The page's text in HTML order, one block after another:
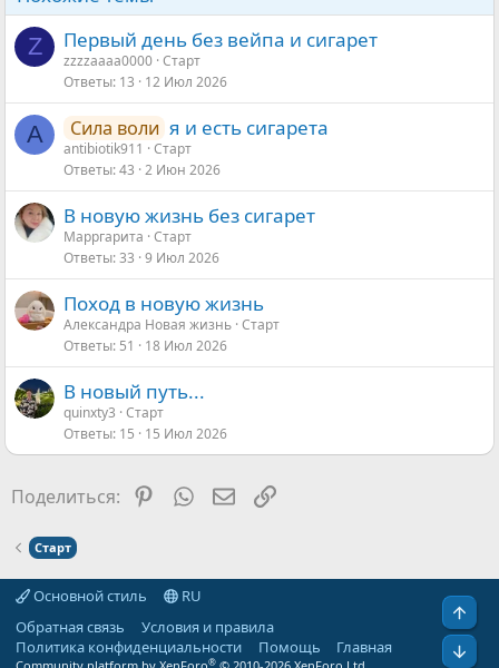
Z Первый день без вейпа и сигарет
zzzzaaaa0000 Старт
Ответы 13 12 Июл 2026
A Сила воли я и есть сигарета
antibiotik911
Старт
Ответы 43 2 Июн 2026
В новую жизнь без сигарет
Марргарита Старт
Ответы 33 9 Июл 2026
Поход в новую жизнь
Александра Новая жизнь Старт
Ответы 51 18 Июл 2026
В новый путь...
quinxty3 Старт
Ответы 15 15 Июл 2026
Поделиться: Pinterest
WhatsAppЭлектронная почта
Ссылка
Старт
Основной стиль
RU
Обратная связь
Условия и правила
Политика конфиденциальности
Помощь Главная
®